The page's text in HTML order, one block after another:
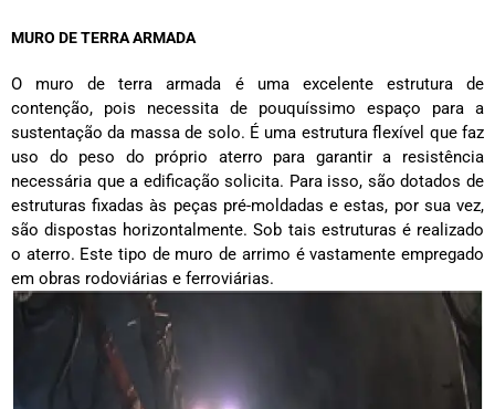
MURO DE TERRA ARMADA
O muro de terra armada é uma excelente estrutura de
contenção, pois necessita de pouquíssimo espaço para a
sustentação da massa de solo. É uma estrutura flexível que faz
uso do peso do próprio aterro para garantir a resistência
necessária que a edificação solicita. Para isso, são dotados de
estruturas fixadas às peças pré-moldadas e estas, por sua vez,
são dispostas horizontalmente. Sob tais estruturas é realizado
o aterro. Este tipo de muro de arrimo é vastamente empregado
em obras rodoviárias e ferroviárias.